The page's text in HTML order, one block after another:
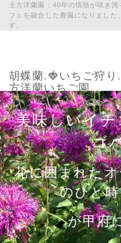
土方洋蘭園：40年の情熱が咲き
フェを融合した農園になりまし
す。
胡蝶蘭.🍓いちご狩
方洋蘭いちご園
美味しいイ
ゴ
花に囲まれた
のひと
が甲府